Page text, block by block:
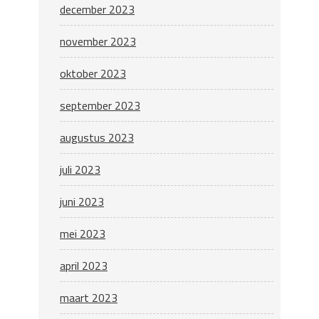
december 2023
november 2023
oktober 2023
september 2023
augustus 2023
juli 2023
juni 2023
mei 2023
april 2023
maart 2023